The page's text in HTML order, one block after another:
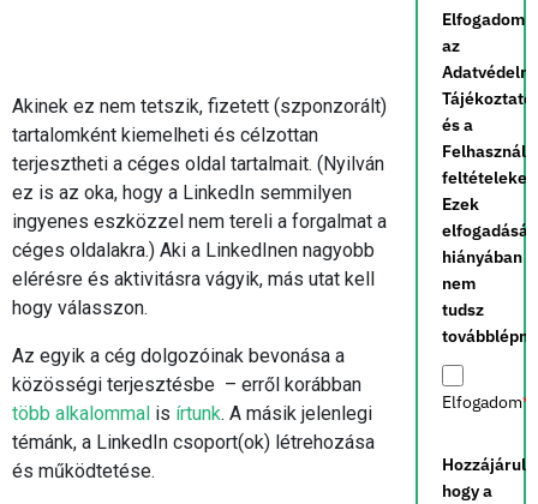
Akinek ez nem tetszik, fizetett (szponzorált)
tartalomként kiemelheti és célzottan
terjesztheti a céges oldal tartalmait. (Nyilván
ez is az oka, hogy a LinkedIn semmilyen
ingyenes eszközzel nem tereli a forgalmat a
céges oldalakra.) Aki a LinkedInen nagyobb
elérésre és aktivitásra vágyik, más utat kell
hogy válasszon.
Az egyik a cég dolgozóinak bevonása a
közösségi terjesztésbe – erről korábban
több alkalommal is írtunk. A másik jelenlegi
témánk, a LinkedIn csoport(ok) létrehozása
és működtetése.
Elfogadom
az
Adatvédelmi
Tájékoztatót
és a
feltételeket.
Ezek
hiányában
nem
tudsz
továbblépni.
Elfogadom*
hogy a